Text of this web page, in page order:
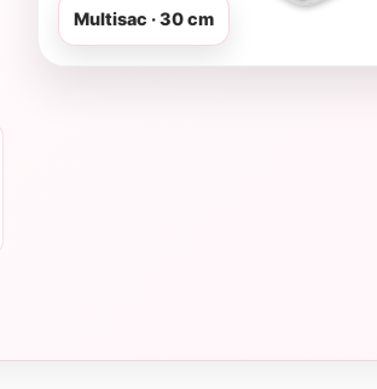
Multisac · 30 cm